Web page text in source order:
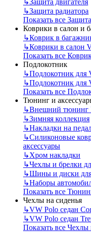
↳Защита радиатора
Показать все
Коврики в салон и
↳Коврик в
↳Коврики в салон
Показать все
Подлокотник
↳Подлокотник для
↳Подлокотник для
Показать все
Тюнинг и
↳Внешний тюнинг
↳Зимняя коллекция
↳Накладки на
↳Силиконовые
аксессуары
↳Хром накладки
↳Чехлы и брелки
↳Шины и диски
↳Наборы
Показать все
Чехлы на сиденья
↳VW Polo седан
↳VW Polo седан
Показать все Чехлы